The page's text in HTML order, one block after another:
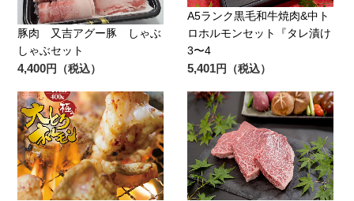
豚肉 又吉アグー豚 しゃぶ
しゃぶセット
4,400円（税込）
A5ランク黒毛和牛焼肉&中ト
ロホルモンセット『タレ漬け
3〜4
5,401円（税込）